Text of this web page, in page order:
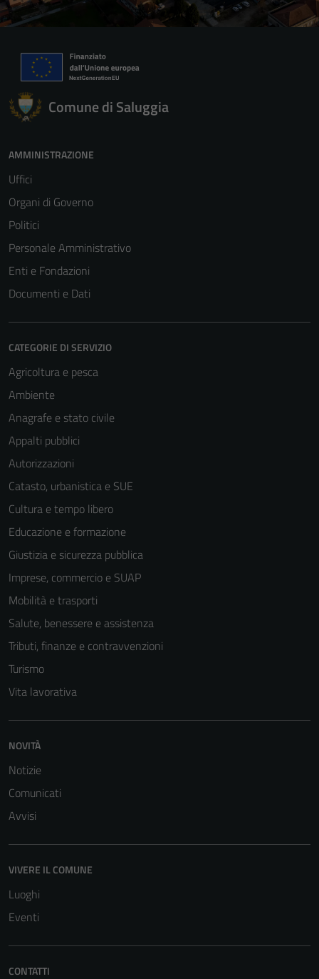
Comune di Saluggia
AMMINISTRAZIONE
Uffici
Organi di Governo
Politici
Personale Amministrativo
Enti e Fondazioni
Documenti e Dati
CATEGORIE DI SERVIZIO
Agricoltura e pesca
Ambiente
Anagrafe e stato civile
Appalti pubblici
Autorizzazioni
Catasto, urbanistica e SUE
Cultura e tempo libero
Educazione e formazione
Giustizia e sicurezza pubblica
Imprese, commercio e SUAP
Mobilità e trasporti
Salute, benessere e assistenza
Tributi, finanze e contravvenzioni
Turismo
Vita lavorativa
NOVITÀ
Notizie
Comunicati
Avvisi
VIVERE IL COMUNE
Luoghi
Eventi
CONTATTI